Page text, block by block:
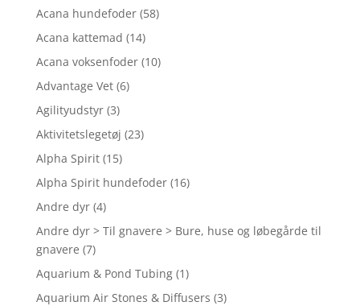
Acana hundefoder (58)
Acana kattemad (14)
Acana voksenfoder (10)
Advantage Vet (6)
Agilityudstyr (3)
Aktivitetslegetøj (23)
Alpha Spirit (15)
Alpha Spirit hundefoder (16)
Andre dyr (4)
Andre dyr > Til gnavere > Bure, huse og løbegårde til
gnavere (7)
Aquarium & Pond Tubing (1)
Aquarium Air Stones & Diffusers (3)